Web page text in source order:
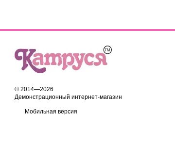
© 2014—2026
Демонстрационный интернет-магазин
Мобильная версия